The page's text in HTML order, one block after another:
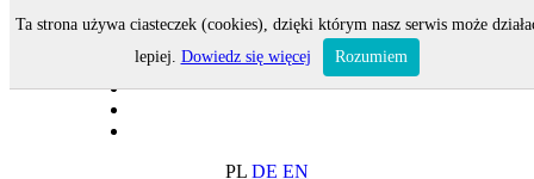
PL DE EN
Ta strona używa ciasteczek (cookies), dzięki którym nasz serwis może
lepiej. Dowiedz się więcej Rozumiem